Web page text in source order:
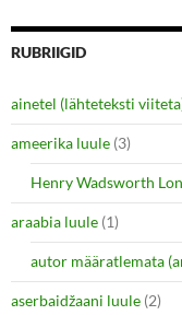
RUBRIIGID
ainetel (lähteteksti
ameerika luule (3)
Henry Wadsworth
araabia luule (1)
autor määratlemata
aserbaidžaani luule (2)